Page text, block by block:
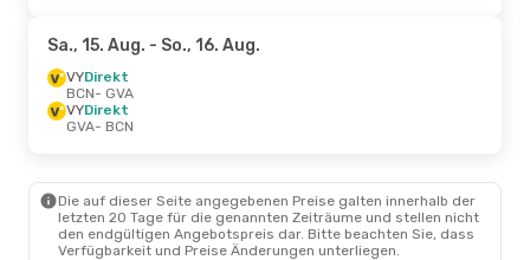
Sa., 15. Aug. - So., 16. Aug.
VYDirekt
BCN- GVA
VYDirekt
GVA- BCN
Die auf dieser Seite angegebenen Preise galten innerhalb der
letzten 20 Tage für die genannten Zeiträume und stellen nicht
den endgültigen Angebotspreis dar. Bitte beachten Sie, dass
Verfügbarkeit und Preise Änderungen unterliegen.